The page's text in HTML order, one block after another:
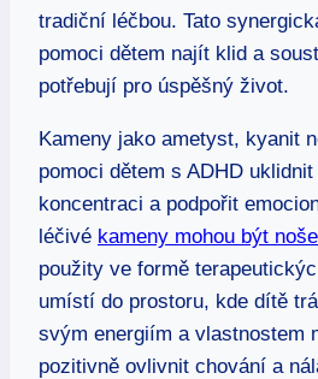
tradiční léčbou. Tato
pomoci dětem najít klid a
potřebují pro úspěšný život.
Kameny jako ametyst, kyanit
pomoci dětem s ADHD
koncentraci a podpořit
léčivé kameny mohou být
použity ve formě
umístí do prostoru, kde dítě
svým energiím a vlastnostem
pozitivně ovlivnit chování a